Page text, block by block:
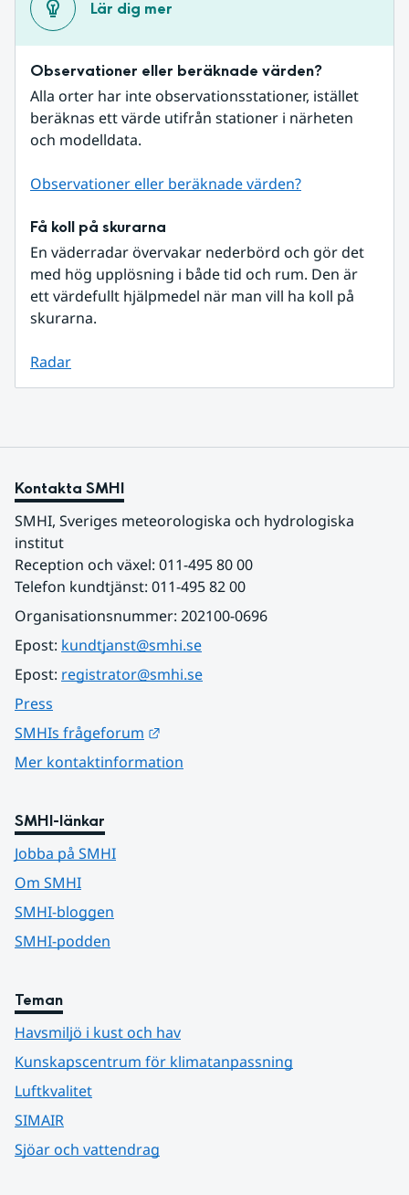
Lär dig mer
Observationer eller beräknade värden?
Alla orter har inte observationsstationer, istället
beräknas ett värde utifrån stationer i närheten
och modelldata.
Observationer eller beräknade värden?
Få koll på skurarna
En väderradar övervakar nederbörd och gör det
med hög upplösning i både tid och rum. Den är
ett värdefullt hjälpmedel när man vill ha koll på
skurarna.
Radar
Kontakta SMHI
SMHI, Sveriges meteorologiska och hydrologiska
institut
Reception och växel: 011-495 80 00
Telefon kundtjänst: 011-495 82 00
Organisationsnummer: 202100-0696
Epost: kundtjanst@smhi.se
Epost: registrator@smhi.se
Press
SMHIs frågeforum
Mer kontaktinformation
SMHI-länkar
Jobba på SMHI
Om SMHI
SMHI-bloggen
SMHI-podden
Teman
Havsmiljö i kust och hav
Kunskapscentrum för klimatanpassning
Luftkvalitet
SIMAIR
Sjöar och vattendrag